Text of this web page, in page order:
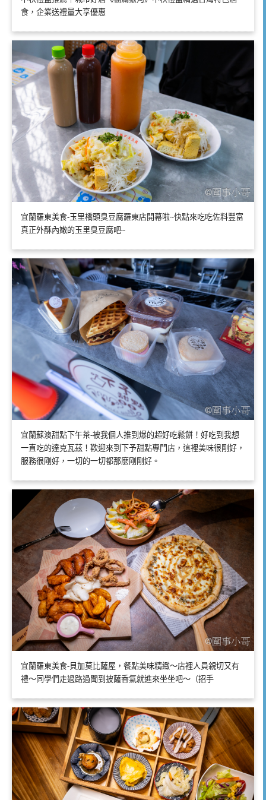
食，企業送禮量大享優惠
宜蘭羅東美食-玉里橋頭臭豆腐羅東店開幕啦~快點來吃吃佐料豐富
真正外酥內嫩的玉里臭豆腐吧~
宜蘭蘇澳甜點下午茶-被我個人推到爆的超好吃鬆餅！好吃到我想
一直吃的達克瓦茲！歡迎來到下予甜點專門店，這裡美味很剛好，
服務很剛好，一切的一切都那麼剛剛好。
宜蘭羅東美食-貝加莫比薩屋，餐點美味精緻～店裡人員親切又有
禮～同學們走過路過聞到披薩香氣就進來坐坐吧～（招手